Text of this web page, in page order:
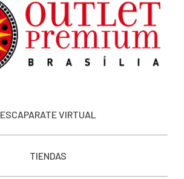
ESCAPARATE VIRTUAL
TIENDAS